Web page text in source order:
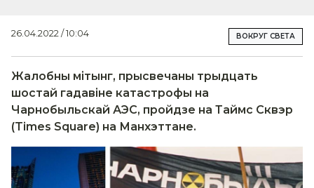
26.04.2022 / 10:04 ВОКРУГ СВЕТА
Жалобны мітынг, прысвечаны трыдцать
шостай гадавіне катастрофы на
Чарнобыльскай АЭС, пройдзе на Таймс Сквэр
(Times Square) на Манхэттане.